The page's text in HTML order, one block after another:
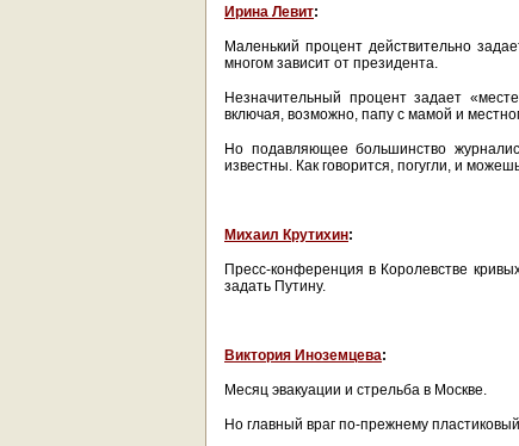
Ирина Левит:
Маленький процент действительно
многом зависит от президента.
Незначительный процент задает
включая, возможно, папу с мамой и
Но подавляющее большинство
известны. Как говорится, погугли, и
Михаил Крутихин:
Пресс-конференция в Королевстве
задать Путину.
Виктория Иноземцева:
Месяц эвакуации и стрельба в Москве.
Но главный враг по-прежнему